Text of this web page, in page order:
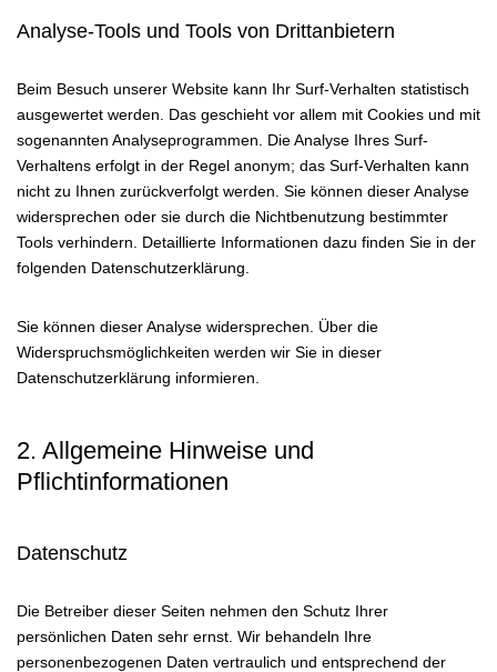
Analyse-Tools und Tools von Drittanbietern
Beim Besuch unserer Website kann Ihr Surf-Verhalten statistisch
ausgewertet werden. Das geschieht vor allem mit Cookies und mit
sogenannten Analyseprogrammen. Die Analyse Ihres Surf-
Verhaltens erfolgt in der Regel anonym; das Surf-Verhalten kann
nicht zu Ihnen zurückverfolgt werden. Sie können dieser Analyse
widersprechen oder sie durch die Nichtbenutzung bestimmter
Tools verhindern. Detaillierte Informationen dazu finden Sie in der
folgenden Datenschutzerklärung.
Sie können dieser Analyse widersprechen. Über die
Widerspruchsmöglichkeiten werden wir Sie in dieser
Datenschutzerklärung informieren.
2. Allgemeine Hinweise und
Pflichtinformationen
Datenschutz
Die Betreiber dieser Seiten nehmen den Schutz Ihrer
persönlichen Daten sehr ernst. Wir behandeln Ihre
personenbezogenen Daten vertraulich und entsprechend der